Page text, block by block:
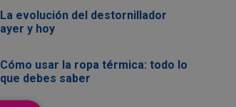
La evolución del destornillador
ayer y hoy
Cómo usar la ropa térmica: todo lo
que debes saber